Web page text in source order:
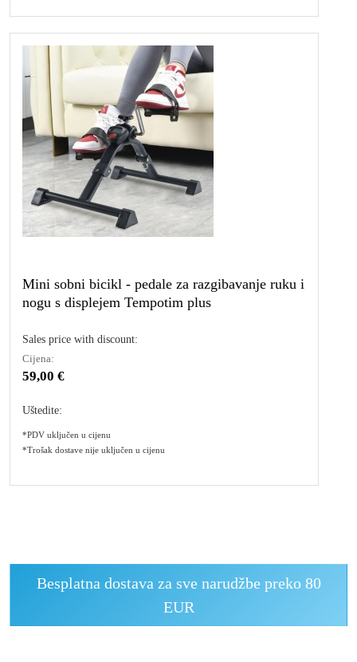
Mini sobni bicikl - pedale za razgibavanje ruku i
nogu s displejem Tempotim plus
Sales price with discount:
Cijena:
59,00 €
Uštedite:
*PDV uključen u cijenu
*Trošak dostave nije uključen u cijenu
Besplatna dostava za sve narudžbe preko 80
EUR